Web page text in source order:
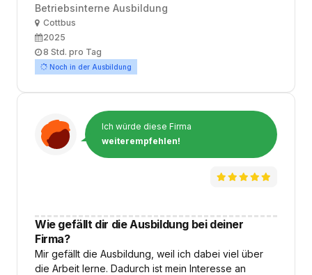
Betriebsinterne Ausbildung
OrtCottbus
Ausbildungsbeginn
2025
Arbeitszeit
8 Std. pro Tag
Noch in der Ausbildung
Ich würde diese Firma
weiterempfehlen!
Wie gefällt dir die Ausbildung bei deiner
Firma?
Mir gefällt die Ausbildung, weil ich dabei viel über
die Arbeit lerne. Dadurch ist mein Interesse an